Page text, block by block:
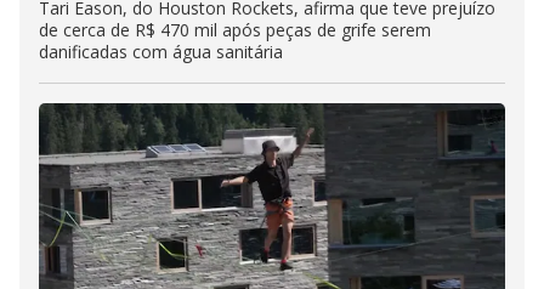
Tari Eason, do Houston Rockets, afirma que teve prejuízo
de cerca de R$ 470 mil após peças de grife serem
danificadas com água sanitária